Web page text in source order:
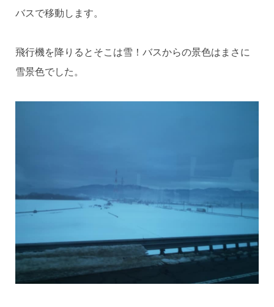
バスで移動します。
飛行機を降りるとそこは雪！バスからの景色はまさに
雪景色でした。